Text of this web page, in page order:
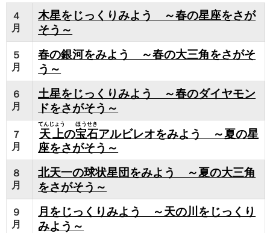
４
月
木星をじっくりみよう ～春の星座をさが
そう～
５
月
春の銀河をみよう ～春の大三角をさがそ
う～
６
月
土星をじっくりみよう ～春のダイヤモン
ドをさがそう～
７
月
天上
てんじょう
の宝石
ほうせき
アルビレオをみよう ～夏の星
座をさがそう～
８
月
北天一の球状星団をみよう ～夏の大三角
をさがそう～
９
月
月をじっくりみよう ～天の川をじっくり
みよう～